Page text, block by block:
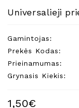
Higienos
Priemonės
Kūdikiams
Universalieji
Gamintojas:
Prekės Kodas:
Prieinamumas:
Grynasis Kiekis:
1,50€